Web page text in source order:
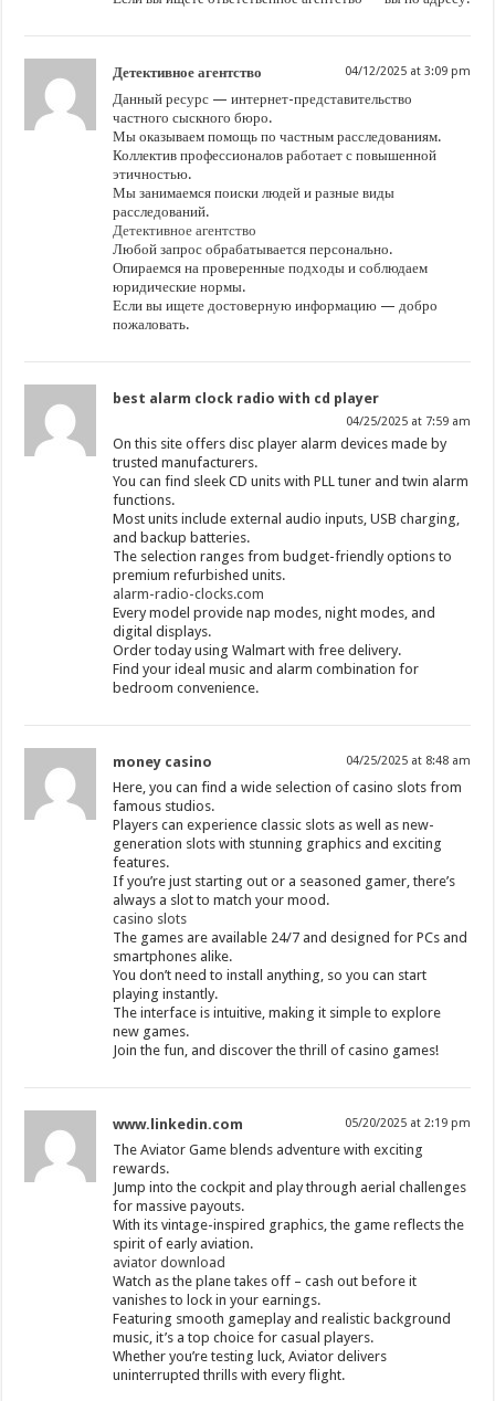
Детективное агентство 04/12/2025 at 3:09 pm
Данный ресурс — интернет-представительство
частного сыскного бюро.
Мы оказываем помощь по частным расследованиям.
Коллектив профессионалов работает с повышенной
этичностью.
Мы занимаемся поиски людей и разные виды
расследований.
Детективное агентство
Любой запрос обрабатывается персонально.
Опираемся на проверенные подходы и соблюдаем
юридические нормы.
Если вы ищете достоверную информацию — добро
пожаловать.
best alarm clock radio with cd player
04/25/2025 at 7:59 am
On this site offers disc player alarm devices made by
trusted manufacturers.
You can find sleek CD units with PLL tuner and twin alarm
functions.
Most units include external audio inputs, USB charging,
and backup batteries.
The selection ranges from budget-friendly options to
premium refurbished units.
alarm-radio-clocks.com
Every model provide nap modes, night modes, and
digital displays.
Order today using Walmart with free delivery.
Find your ideal music and alarm combination for
bedroom convenience.
money casino 04/25/2025 at 8:48 am
Here, you can find a wide selection of casino slots from
famous studios.
Players can experience classic slots as well as new-
generation slots with stunning graphics and exciting
features.
If you’re just starting out or a seasoned gamer, there’s
always a slot to match your mood.
casino slots
The games are available 24/7 and designed for PCs and
smartphones alike.
You don’t need to install anything, so you can start
playing instantly.
The interface is intuitive, making it simple to explore
new games.
Join the fun, and discover the thrill of casino games!
www.linkedin.com 05/20/2025 at 2:19 pm
The Aviator Game blends adventure with exciting
rewards.
Jump into the cockpit and play through aerial challenges
for massive payouts.
With its vintage-inspired graphics, the game reflects the
spirit of early aviation.
aviator download
Watch as the plane takes off – cash out before it
vanishes to lock in your earnings.
Featuring smooth gameplay and realistic background
music, it’s a top choice for casual players.
Whether you’re testing luck, Aviator delivers
uninterrupted thrills with every flight.